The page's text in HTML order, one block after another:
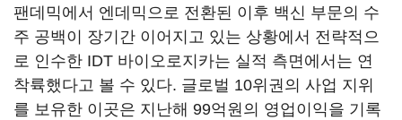
팬데믹에서 엔데믹으로 전환된 이후 백신 부문의 수
주 공백이 장기간 이어지고 있는 상황에서 전략적으
로 인수한 IDT 바이오로지카는 실적 측면에서는 연
착륙했다고 볼 수 있다. 글로벌 10위권의 사업 지위
를 보유한 이곳은 지난해 99억원의 영업이익을 기록